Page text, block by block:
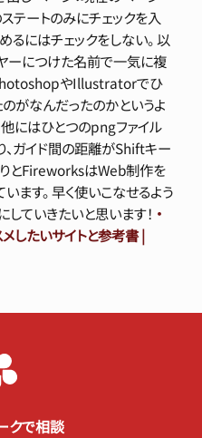
テートのみにチェックを入
るにはチェックをしない。 以
ーにつけた名前で一気に複
やIllustratorでひ
がなんだったのかというよ
にはひとつのpngファイル
ガイド間の距離がShiftキー
とFireworksはWeb制作を
ます。 早く使いこなせるよう
していきたいと思います！ ・
したいサイトと参考書 |
クで相談